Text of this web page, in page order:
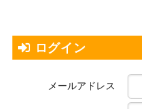
ログイン
メールアドレス